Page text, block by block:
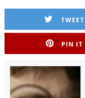
TWEET
PIN IT